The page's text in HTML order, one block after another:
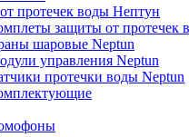
протечек воды Нептун
защиты от протечек
шаровые Neptun
управления Neptun
протечки воды Neptun